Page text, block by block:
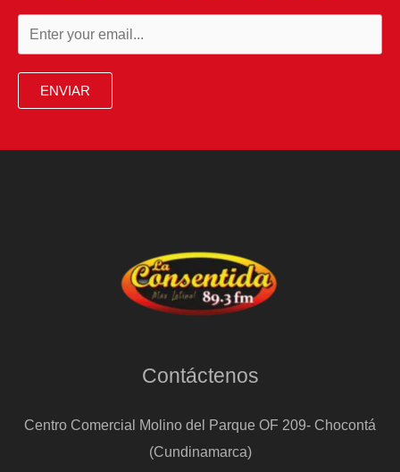
ENVIAR
Contáctenos
Centro Comercial Molino del Parque OF 209- Chocontá
(Cundinamarca)